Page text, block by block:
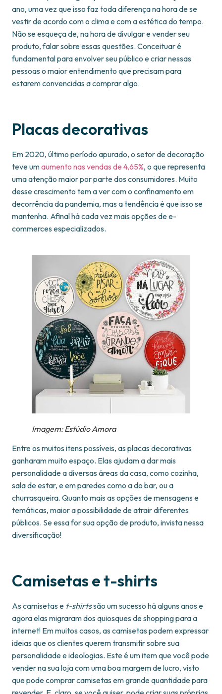
ano, uma vez que isso faz toda diferença na hora de se
vestir de acordo com o clima e com a estética do tempo.
Não se esqueça de, na hora de divulgar e vender seu
produto, falar sobre essas questões. Conceituar é
fundamental para envolver seu público e criar nessas
pessoas o maior entendimento que precisam para
estarem convencidas a comprar algo.
Placas decorativas
Em 2020, último período apurado, o setor de decoração
teve umaumento nas vendas de 4,65%, o que representa
uma atenção maior por parte dos consumidores. Muito
desse crescimento tem a ver com o confinamento em
decorrência da pandemia, mas a tendência é que isso se
mantenha. Afinal há cada vez mais opções de e-
commerces especializados.
Imagem: Estúdio Amora
Entre os muitos itens possíveis, as placas decorativas
ganharam muito espaço. Elas ajudam a dar mais
personalidade a diversas áreas da casa, como cozinha,
sala de estar, e em paredes como a do bar, ou a
churrasqueira. Quanto mais as opções de mensagens e
temáticas, maior a possibilidade de atrair diferentes
públicos. Se essa for sua opção de produto, invista nessa
diversificação!
Camisetas e t-shirts
As camisetas e t-shirtssão um sucesso há alguns anos e
agora elas migraram dos quiosques de shopping para a
internet! Em muitos casos, as camisetas podem expressar
ideias que os clientes querem transmitir sobre sua
personalidade e ideologias. Este é um item que você pode
vender na sua loja com uma boa margem de lucro, visto
que pode comprar camisetas em grande quantidade para